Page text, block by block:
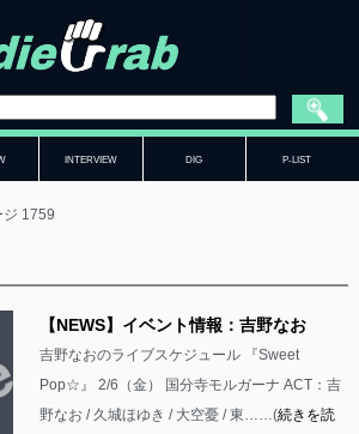
INTERVIEW DIG P-LIST
ジ 1759
【NEWS】イベント情報：吉野なお
吉野なおのライブスケジュール 『Sweet
Pop☆』 2/6（金） 国分寺モルガーナ ACT：吉
野なお / 久城ほゆき / 大空憂 / 東……(続きを読